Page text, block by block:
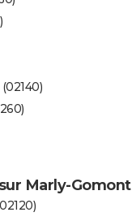
Marly-Gomont